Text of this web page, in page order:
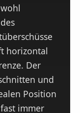
horizontal
Der
und
Position
immer